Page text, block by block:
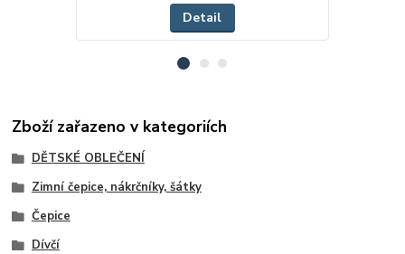
Detail
Zboží zařazeno v kategoriích
DĚTSKÉ OBLEČENÍ
Zimní čepice, nákrčníky, šátky
Čepice
Dívčí